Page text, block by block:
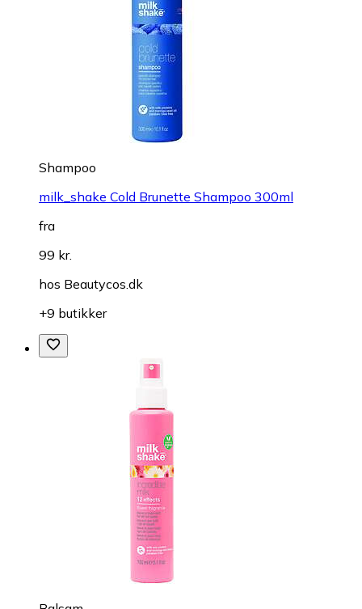
Shampoo
milk_shake Cold Brunette Shampoo 300ml
fra
99 kr.
hos Beautycos.dk
+9 butikker